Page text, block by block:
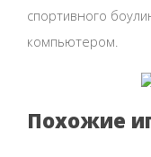
спортивного
компьютером.
Похожие